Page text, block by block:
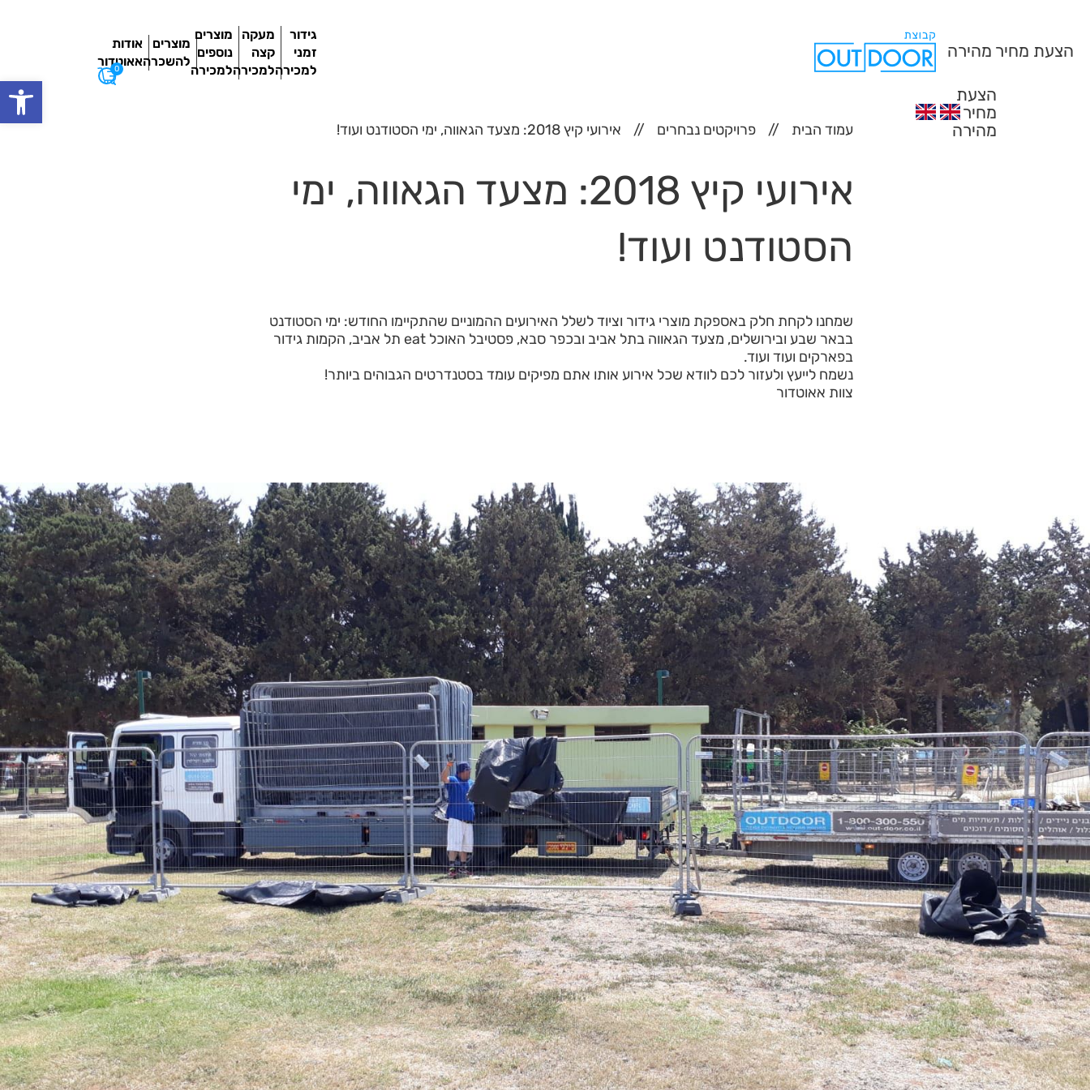
פתח
הצעת מחיר מהירה
גידור
זמני
למכירה
מעקה
קצה
למכירה
מוצרים
נוספים
למכירה
מוצרים
להשכרה
אודות
אאוטדור
הצעת
מחיר
מהירה
0
עמוד הבית פרויקטים נבחרים אירועי קיץ 2018: מצעד הגאווה, ימי הסטודנט ועוד!
אירועי קיץ 2018: מצעד הגאווה, ימי
הסטודנט ועוד!
שמחנו לקחת חלק באספקת מוצרי גידור וציוד לשלל האירועים ההמוניים שהתקיימו החודש: ימי הסטודנט
בבאר שבע ובירושלים, מצעד הגאווה בתל אביב ובכפר סבא, פסטיבל האוכל eat תל אביב, הקמות גידור
בפארקים ועוד ועוד.
נשמח לייעץ ולעזור לכם לוודא שכל אירוע אותו אתם מפיקים עומד בסטנדרטים הגבוהים ביותר!
צוות אאוטדור